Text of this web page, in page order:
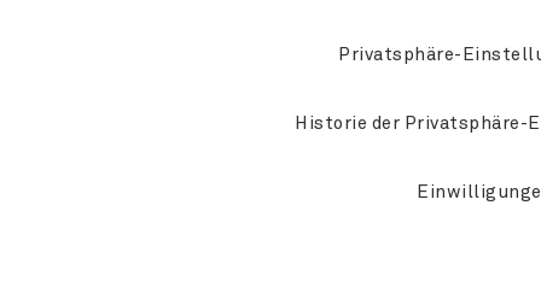
Privatsphäre-
Historie der Privatsphäre-